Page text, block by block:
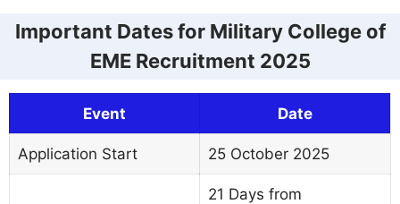
Important Dates for Military College of
EME Recruitment 2025
Event Date
Application Start 25 October 2025
21 Days from